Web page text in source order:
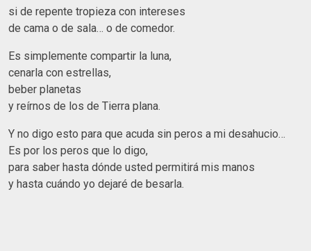
si de repente tropieza con intereses
de cama o de sala… o de comedor.
Es simplemente compartir la luna,
cenarla con estrellas,
beber planetas
y reírnos de los de Tierra plana.
Y no digo esto para que acuda sin peros a mi desahucio…
Es por los peros que lo digo,
para saber hasta dónde usted permitirá mis manos
y hasta cuándo yo dejaré de besarla.